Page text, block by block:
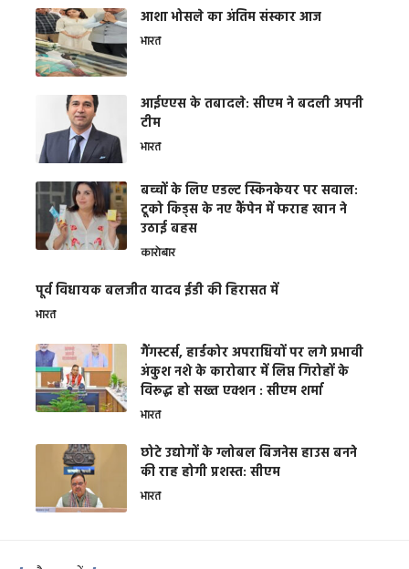
आशा भोसले का अंतिम संस्कार आज
भारत
आईएएस के तबादले: सीएम ने बदली अपनी
टीम
भारत
बच्चों के लिए एडल्ट स्किनकेयर पर सवाल:
टूको किड्स के नए कैंपेन में फराह खान ने
उठाई बहस
कारोबार
पूर्व विधायक बलजीत यादव ईडी की हिरासत में
भारत
गैंगस्टर्स, हार्डकोर अपराधियों पर लगे प्रभावी
अंकुश नशे के कारोबार में लिप्त गिरोहों के
विरूद्ध हो सख्त एक्शन : सीएम शर्मा
भारत
छोटे उद्योगों के ग्लोबल बिजनेस हाउस बनने
की राह होगी प्रशस्त: सीएम
भारत